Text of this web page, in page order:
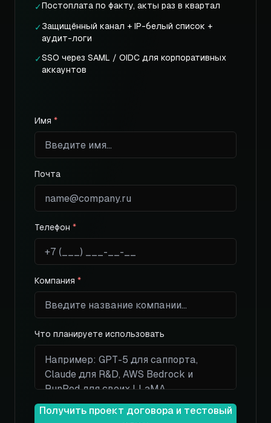
✓Постоплата по факту, акты раз в квартал
✓Защищённый канал + IP-белый список +
аудит-логи
✓SSO через SAML / OIDC для корпоративных
аккаунтов
Имя *
Почта
Телефон *
Компания *
Что планируете использовать
Получить проект договора и тестовый